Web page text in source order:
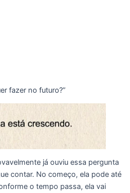
fazer no futuro?”
já ouviu essa pergunta
contar. No começo, ela pode até
o tempo passa, ela vai